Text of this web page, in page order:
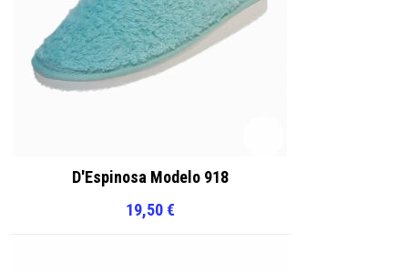
D'Espinosa Modelo 918
19,50€